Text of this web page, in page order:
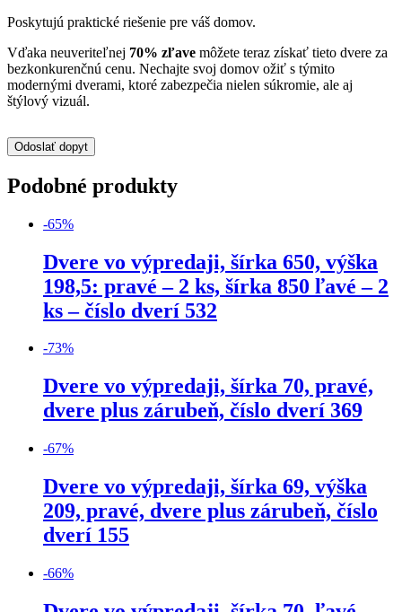
Poskytujú praktické riešenie pre váš domov.
Vďaka neuveriteľnej 70% zľave môžete teraz získať tieto dvere za
bezkonkurenčnú cenu. Nechajte svoj domov ožiť s týmito
modernými dverami, ktoré zabezpečia nielen súkromie, ale aj
štýlový vizuál.
Odoslať dopyt
Podobné produkty
-65%
Dvere vo výpredaji, šírka 650, výška
198,5: pravé – 2 ks, šírka 850 ľavé – 2
ks – číslo dverí 532
-73%
Dvere vo výpredaji, šírka 70, pravé,
dvere plus zárubeň, číslo dverí 369
-67%
Dvere vo výpredaji, šírka 69, výška
209, pravé, dvere plus zárubeň, číslo
dverí 155
-66%